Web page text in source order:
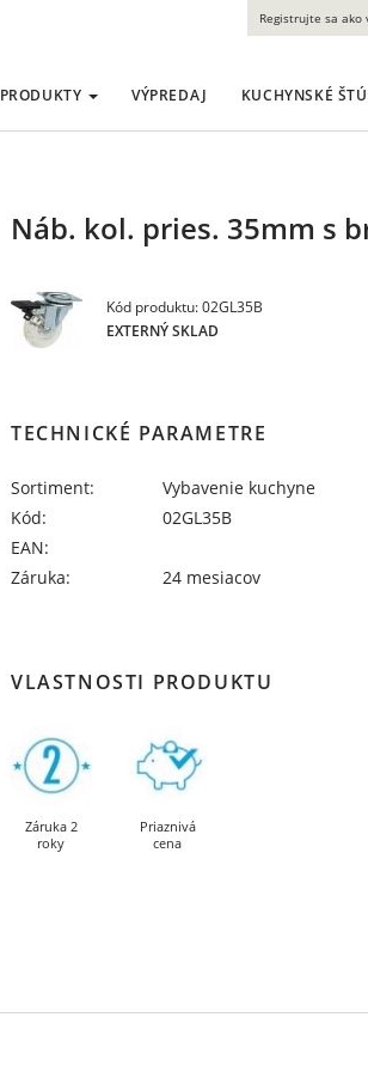
Náb. kol. pries. 35mm s
Kód produktu: 02GL35B
EXTERNÝ SKLAD
TECHNICKÉ PARAMETRE
Sortiment:
Vybavenie kuchyne
Kód:
02GL35B
EAN:
Záruka:
24 mesiacov
VLASTNOSTI PRODUKTU
Záruka 2
roky
Priaznivá
cena
Registrujte sa
PRODUKTY VÝPREDAJ KUCHYNSKÉ